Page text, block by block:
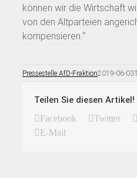
können wir die Wirtschaft
von den Altparteien
kompensieren.“
Pressestelle AfD-Fraktion2019-06-
Teilen Sie diesen Artikel!
Facebook Twitter
E-Mail